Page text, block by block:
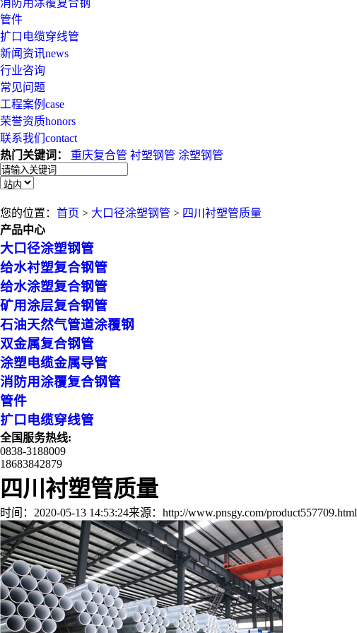
消防用涂覆复合钢
管件
扩口电缆穿线管
新闻资讯news
行业咨询
常见问题
工程案例 case
荣誉资质honors
联系我们 contact
热门关键词：
重庆复合管 衬塑钢管 涂塑钢管
您的位置： 首页 > 大口径涂塑钢管 > 四川衬塑管质量
产品中心
大口径涂塑钢管
给水衬塑复合钢管
给水涂塑复合钢管
矿用涂层复合钢管
石油天然气管道涂覆钢
双金属复合钢管
涂塑电缆金属导管
消防用涂覆复合钢管
管件
扩口电缆穿线管
全国服务热线:
0838-3188009
18683842879
四川衬塑管质量
时间：2020-05-13 14:53:24来源：http://www.pnsgy.com/product557709.html